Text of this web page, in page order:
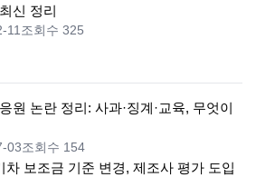
신 정리
11조회수 325
원 논란 정리: 사과·징계·교육, 무엇이
03조회수 154
차 보조금 기준 변경, 제조사 평가 도입